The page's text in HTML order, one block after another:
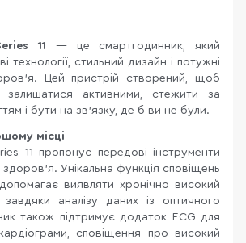
11 — це смартгодинник, який
технології, стильний дизайн і потужні
Цей пристрій створений, щоб
активними, стежити за
і бути на зв’язку, де б ви не були.
місці
11 пропонує передові інструменти
Унікальна функція сповіщень
виявляти хронічно високий
аналізу даних із оптичного
також підтримує додаток ECG для
сповіщення про високий